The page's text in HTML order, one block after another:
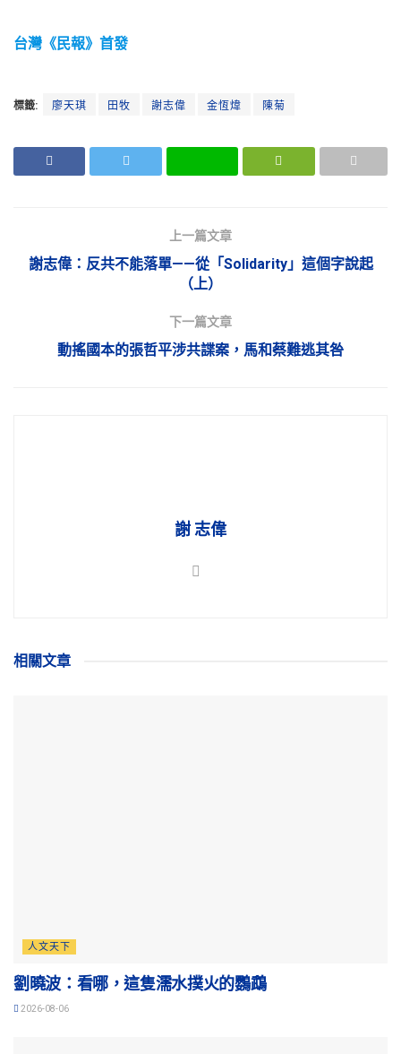
台灣《民報》首發
標籤: 廖天琪 田牧 謝志偉 金恆煒 陳菊
上一篇文章
謝志偉：反共不能落單——從「Solidarity」這個字說起
（上）
下一篇文章
動搖國本的張哲平涉共諜案，馬和蔡難逃其咎
謝 志偉
相關文章
人文天下
劉曉波：看哪，這隻濡水撲火的鸚鵡
2026-08-06